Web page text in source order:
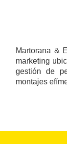
Martorana &
marketing
gestión de
montajes